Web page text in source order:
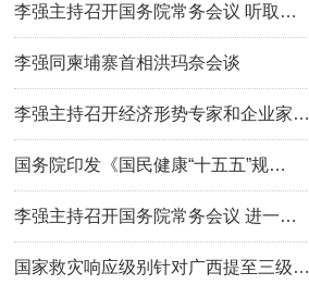
李强主持召开国务院常务会议 听取…
李强同柬埔寨首相洪玛奈会谈
李强主持召开经济形势专家和企业家…
国务院印发《国民健康“十五五”规…
李强主持召开国务院常务会议 进一…
国家救灾响应级别针对广西提至三级…